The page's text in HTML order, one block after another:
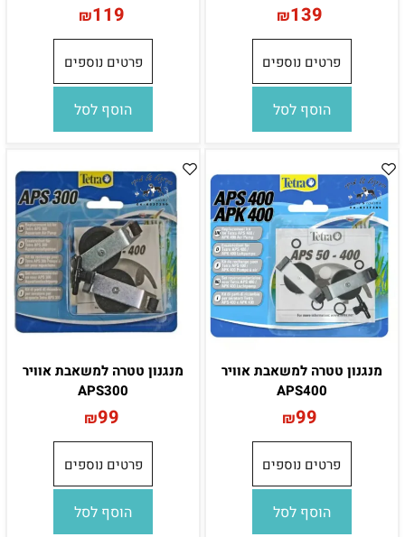
₪139
פרטים נוספים
הוסף לסל
₪119
פרטים נוספים
הוסף לסל
מנגנון טטרה למשאבת אוויר
APS400
₪99
פרטים נוספים
הוסף לסל
מנגנון טטרה למשאבת אוויר
APS300
₪99
פרטים נוספים
הוסף לסל